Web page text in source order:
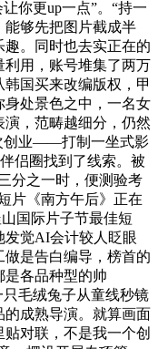
你更up一点”。“持一
能够先把图片截成半
。同时也去实正在的
用，账号堆集了两万
国买来改编版权，甲
处景色之中，一名女
，范畴越细分，仍然
创业——打制一坐式影
侣圈找到了线索。被
分之一时，便测验考
片《南方午后》正在
国际片子节最佳短
发觉AI会计较人眨眼
是告白编导，榜首的
是各品种型的帅
毛绒兔子从童线秒镜
成熟导演。就算画面
对联，不是我一个创